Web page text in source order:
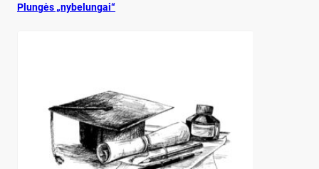
Plun­gės „ny­be­lun­gai“